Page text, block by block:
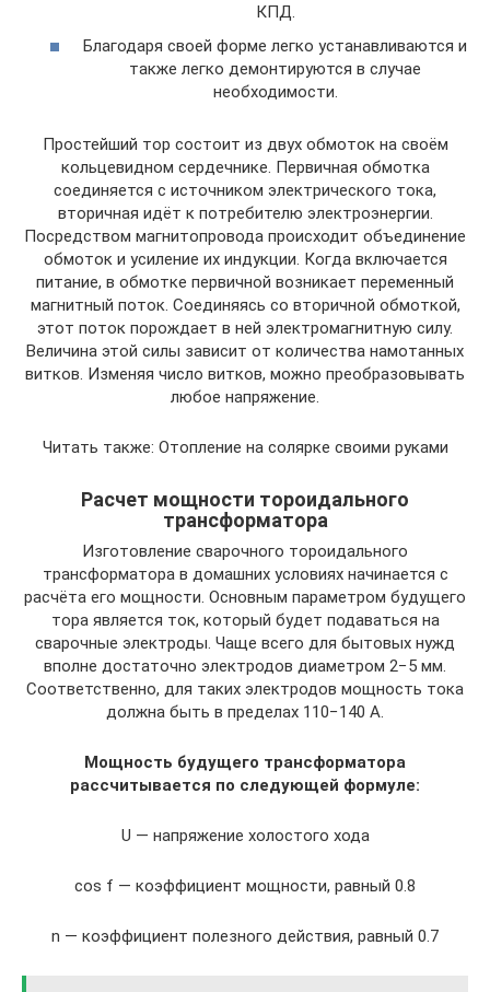
КПД.
Благодаря своей форме легко устанавливаются и
также легко демонтируются в случае
необходимости.
Простейший тор состоит из двух обмоток на своём
кольцевидном сердечнике. Первичная обмотка
соединяется с источником электрического тока,
вторичная идёт к потребителю электроэнергии.
Посредством магнитопровода происходит объединение
обмоток и усиление их индукции. Когда включается
питание, в обмотке первичной возникает переменный
магнитный поток. Соединяясь со вторичной обмоткой,
этот поток порождает в ней электромагнитную силу.
Величина этой силы зависит от количества намотанных
витков. Изменяя число витков, можно преобразовывать
любое напряжение.
Читать также: Отопление на солярке своими руками
Расчет мощности тороидального
трансформатора
Изготовление сварочного тороидального
трансформатора в домашних условиях начинается с
расчёта его мощности. Основным параметром будущего
тора является ток, который будет подаваться на
сварочные электроды. Чаще всего для бытовых нужд
вполне достаточно электродов диаметром 2−5 мм.
Соответственно, для таких электродов мощность тока
должна быть в пределах 110−140 А.
Мощность будущего трансформатора
рассчитывается по следующей формуле:
U — напряжение холостого хода
cos f — коэффициент мощности, равный 0.8
n — коэффициент полезного действия, равный 0.7